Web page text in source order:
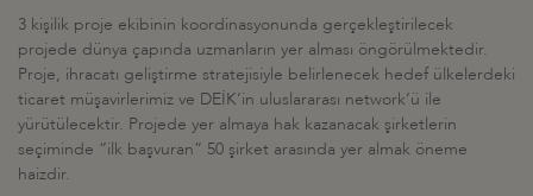
3 kişilik proje ekibinin koordinasyonunda gerçekleştirilecek
projede dünya çapında uzmanların yer alması öngörülmektedir.
Proje, ihracatı geliştirme stratejisiyle belirlenecek hedef ülkelerdeki
ticaret müşavirlerimiz ve DEİK’in uluslararası network’ü ile
yürütülecektir. Projede yer almaya hak kazanacak şirketlerin
seçiminde “ilk başvuran” 50 şirket arasında yer almak öneme
haizdir.